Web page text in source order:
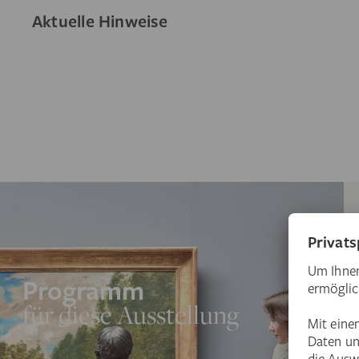
Aktuelle Hinweise
Programm
für diese Ausstellung